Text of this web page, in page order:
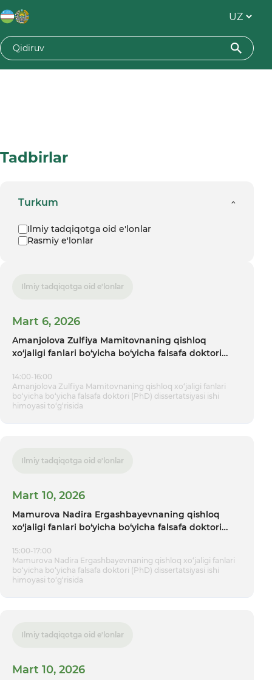
Tadbirlar
Turkum
Ilmiy tadqiqotga oid e'lonlar
Rasmiy e'lonlar
Ilmiy tadqiqotga oid e'lonlar
Mart 6, 2026
Amanjolova Zulfiya Mamitovnaning qishloq
xo‘jaligi fanlari bo‘yicha bo‘yicha falsafa doktori
14:00-16:00
Amanjolova Zulfiya Mamitovnaning qishloq xo‘jaligi fanlari
bo‘yicha bo‘yicha falsafa doktori (PhD) dissertatsiyasi ishi
himoyasi tо‘g‘risida
Ilmiy tadqiqotga oid e'lonlar
Mart 10, 2026
Mamurova Nadira Ergashbayevnaning qishloq
xo‘jaligi fanlari bo‘yicha bo‘yicha falsafa doktori
15:00-17:00
Mamurova Nadira Ergashbayevnaning qishloq xo‘jaligi fanlari
bo‘yicha bo‘yicha falsafa doktori (PhD) dissertatsiyasi ishi
himoyasi tо‘g‘risida
Ilmiy tadqiqotga oid e'lonlar
Mart 10, 2026